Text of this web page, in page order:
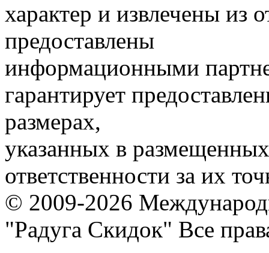
характер и извлечены из
предоставлены
информационными
гарантирует
размерах,
указанных в
ответственности за их
© 2009-2026
"Радуга Скидок" Все